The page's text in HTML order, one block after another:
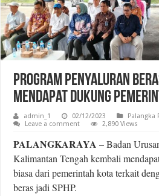
Program Penyaluran
Mendapat Dukung
admin_1 02/12/2023
Palangka
Leave a comment
2,890 Views
PALANGKARAYA – Badan
Kalimantan Tengah kembali
biasa dari pemerintah kota terkait
beras jadi SPHP.